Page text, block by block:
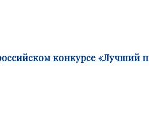
конкурсе «Лучший